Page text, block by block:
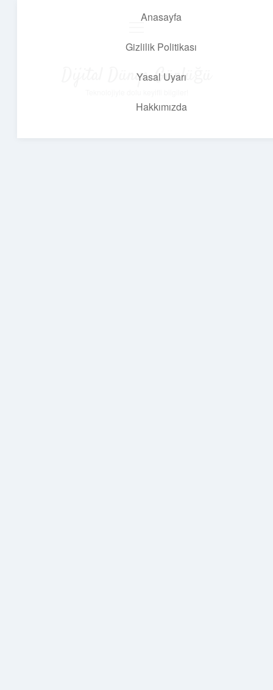
Anasayfa
Gizlilik Politikası
Yasal Uyarı
Hakkımızda
Dijital Dünya Günlüğü